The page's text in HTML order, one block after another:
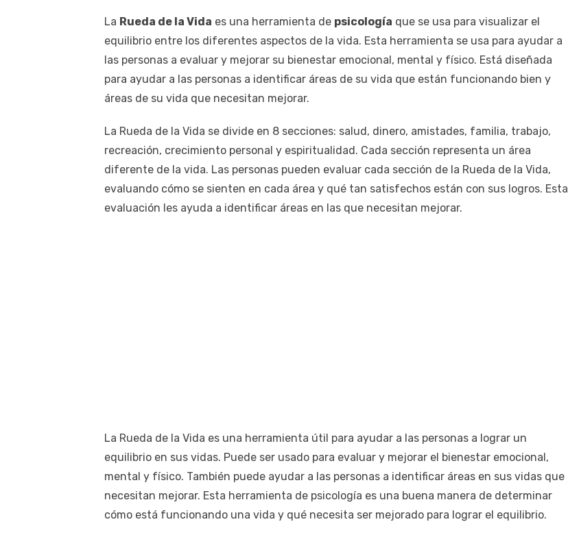
La Rueda de la Vida es una herramienta de psicología que se usa para visualizar el
equilibrio entre los diferentes aspectos de la vida. Esta herramienta se usa para ayudar a
las personas a evaluar y mejorar su bienestar emocional, mental y físico. Está diseñada
para ayudar a las personas a identificar áreas de su vida que están funcionando bien y
áreas de su vida que necesitan mejorar.
La Rueda de la Vida se divide en 8 secciones: salud, dinero, amistades, familia, trabajo,
recreación, crecimiento personal y espiritualidad. Cada sección representa un área
diferente de la vida. Las personas pueden evaluar cada sección de la Rueda de la Vida,
evaluando cómo se sienten en cada área y qué tan satisfechos están con sus logros. Esta
evaluación les ayuda a identificar áreas en las que necesitan mejorar.
La Rueda de la Vida es una herramienta útil para ayudar a las personas a lograr un
equilibrio en sus vidas. Puede ser usado para evaluar y mejorar el bienestar emocional,
mental y físico. También puede ayudar a las personas a identificar áreas en sus vidas que
necesitan mejorar. Esta herramienta de psicología es una buena manera de determinar
cómo está funcionando una vida y qué necesita ser mejorado para lograr el equilibrio.